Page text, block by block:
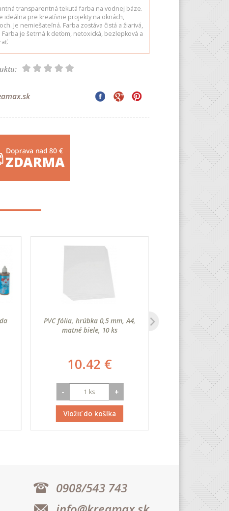
transparentná tekutá farba na vodnej báze.
ideálna pre kreatívne projekty na oknách,
Je nemiešateľná. Farba zostáva čistá a žiarivá,
je šetrná k deťom, netoxická, bezlepková a
PVC fólia, hrúbka 0,5 mm, A4,
matné biele, 10 ks
10.42 €
- +
Vložiť do košíka
EBERHARD
transparentná
ml, 1 ks
6.86
-
Vložiť do
0908/543 743